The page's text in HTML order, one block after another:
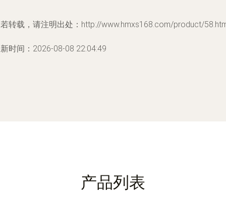
转载，请注明出处：http://www.hmxs168.com/product/
时间：2026-08-08 22:04:49
产品列表